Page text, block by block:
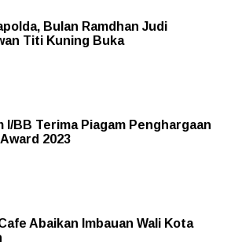
Bulan Ramdhan Judi
Titi Kuning Buka
I/BB Terima Piagam Penghargaan
Award 2023
Abaikan Imbauan Wali Kota